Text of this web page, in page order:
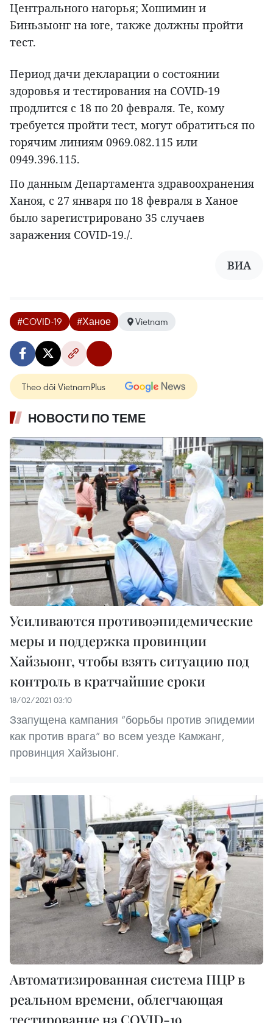
Центрального нагорья; Хошимин и
Биньзыонг на юге, также должны пройти
тест.
Период дачи декларации о состоянии
здоровья и тестирования на COVID-19
продлится с 18 по 20 февраля. Те, кому
требуется пройти тест, могут обратиться по
горячим линиям 0969.082.115 или
0949.396.115.
По данным Департамента здравоохранения
Ханоя, с 27 января по 18 февраля в Ханое
было зарегистрировано 35 случаев
заражения COVID-19./.
ВИА
#COVID-19 #Ханое Vietnam
Theo dõi VietnamPlus
НОВОСТИ ПО ТЕМЕ
Усиливаются противоэпидемические
меры и поддержка провинции
Хайзыонг, чтобы взять ситуацию под
контроль в кратчайшие сроки
18/02/2021 03:10
Ззапущена кампания “борьбы против эпидемии
как против врага” во всем уезде Камжанг,
провинция Хайзыонг.
Автоматизированная система ПЦР в
реальном времени, облегчающая
тестирование на COVID-19,